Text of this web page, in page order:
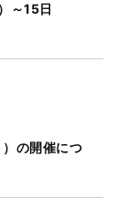
～15日
の開催につ